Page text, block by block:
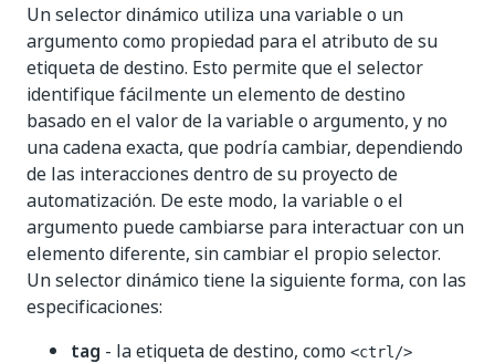
Un selector dinámico utiliza una variable o un
argumento como propiedad para el atributo de su
etiqueta de destino. Esto permite que el selector
identifique fácilmente un elemento de destino
basado en el valor de la variable o argumento, y no
una cadena exacta, que podría cambiar, dependiendo
de las interacciones dentro de su proyecto de
automatización. De este modo, la variable o el
argumento puede cambiarse para interactuar con un
elemento diferente, sin cambiar el propio selector.
Un selector dinámico tiene la siguiente forma, con las
especificaciones:
tag - la etiqueta de destino, como <ctrl/>